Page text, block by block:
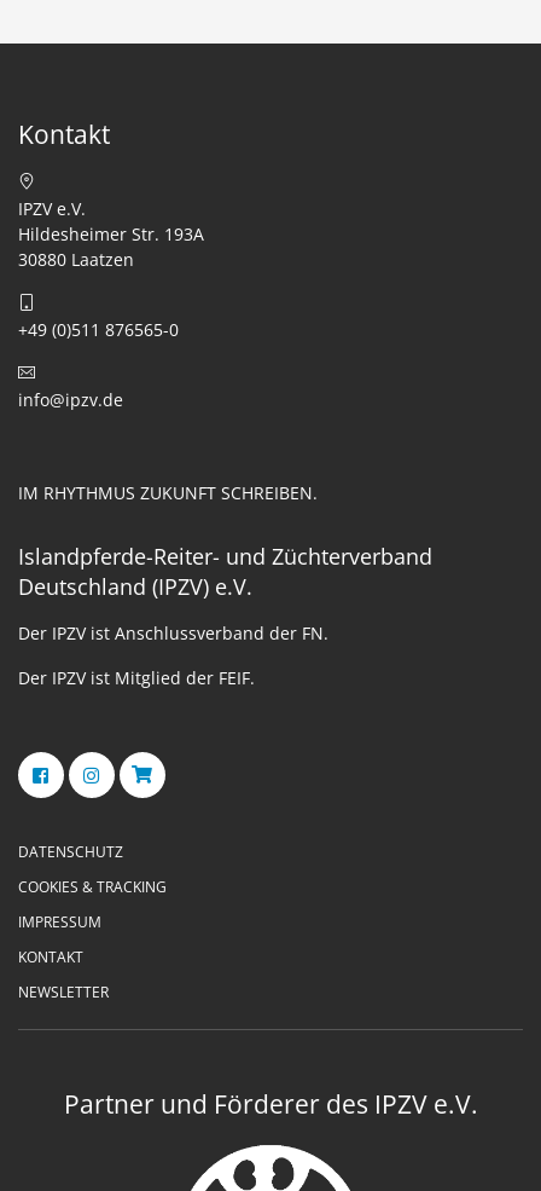
Kontakt
IPZV e.V.
Hildesheimer Str. 193A
30880 Laatzen
+49 (0)511 876565-0
info@ipzv.de
IM RHYTHMUS ZUKUNFT SCHREIBEN.
Islandpferde-Reiter- und Züchterverband
Deutschland (IPZV) e.V.
Der IPZV ist Anschlussverband der FN.
Der IPZV ist Mitglied der FEIF.
DATENSCHUTZ
COOKIES & TRACKING
IMPRESSUM
KONTAKT
NEWSLETTER
Partner und Förderer des IPZV e.V.